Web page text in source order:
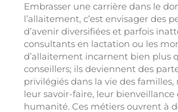
Embrasser une carrière dans le
l’allaitement, c’est envisager des
d’avenir diversifiées et parfois
consultants en lactation ou les
d’allaitement incarnent bien plus
conseillers; ils deviennent des
privilégiés dans la vie des
leur savoir-faire, leur bienveillance
humanité. Ces métiers ouvrent à